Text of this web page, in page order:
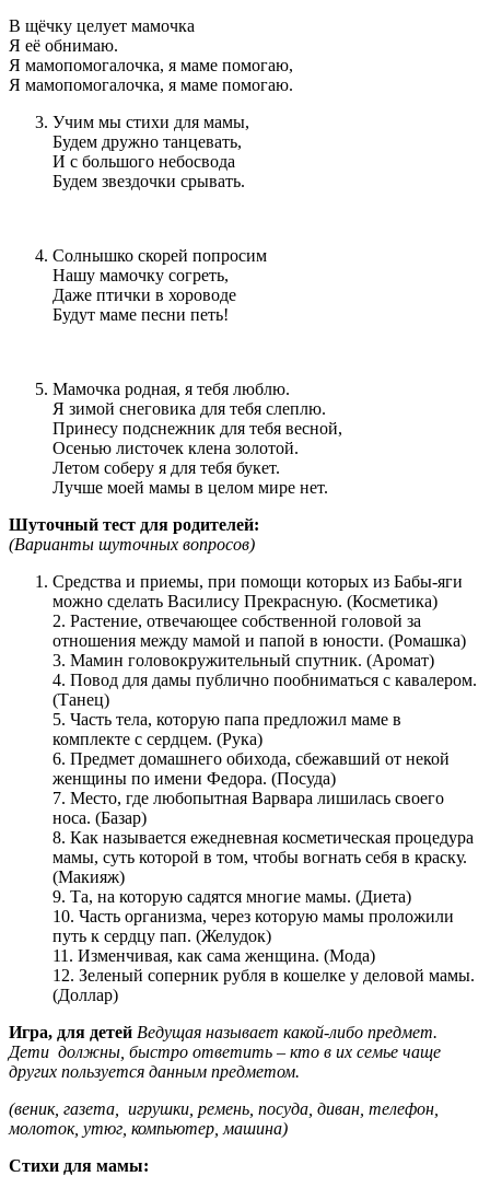
В щёчку целует мамочка
Я её обнимаю.
Я мамопомогалочка, я маме помогаю,
Я мамопомогалочка, я маме помогаю.
Учим мы стихи для мамы,
Будем дружно танцевать,
И с большого небосвода
Будем звездочки срывать.
Солнышко скорей попросим
Нашу мамочку согреть,
Даже птички в хороводе
Будут маме песни петь!
Мамочка родная, я тебя люблю.
Я зимой снеговика для тебя слеплю.
Принесу подснежник для тебя весной,
Осенью листочек клена золотой.
Летом соберу я для тебя букет.
Лучше моей мамы в целом мире нет.
Шуточный тест для родителей:
(Варианты шуточных вопросов)
Средства и приемы, при помощи которых из Бабы-яги
можно сделать Василису Прекрасную. (Косметика)
2. Растение, отвечающее собственной головой за
отношения между мамой и папой в юности. (Ромашка)
3. Мамин головокружительный спутник. (Аромат)
4. Повод для дамы публично пообниматься с кавалером.
(Танец)
5. Часть тела, которую папа предложил маме в
комплекте с сердцем. (Рука)
6. Предмет домашнего обихода, сбежавший от некой
женщины по имени Федора. (Посуда)
7. Место, где любопытная Варвара лишилась своего
носа. (Базар)
8. Как называется ежедневная косметическая процедура
мамы, суть которой в том, чтобы вогнать себя в краску.
(Макияж)
9. Та, на которую садятся многие мамы. (Диета)
10. Часть организма, через которую мамы проложили
путь к сердцу пап. (Желудок)
11. Изменчивая, как сама женщина. (Мода)
12. Зеленый соперник рубля в кошелке у деловой мамы.
(Доллар)
Игра, для детей Ведущая называет какой-либо предмет.
Дети должны, быстро ответить – кто в их семье чаще
других пользуется данным предметом.
(веник, газета, игрушки, ремень, посуда, диван, телефон,
молоток, утюг, компьютер, машина)
Стихи для мамы: